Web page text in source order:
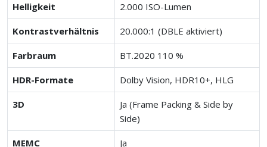
Helligkeit 2.000 ISO-Lumen
Kontrastverhältnis 20.000:1 (DBLE aktiviert)
Farbraum BT.2020 110 %
HDR-Formate Dolby Vision, HDR10+, HLG
3D
Ja (Frame Packing & Side by
Side)
MEMC Ja